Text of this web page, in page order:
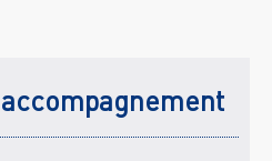
accompagnement